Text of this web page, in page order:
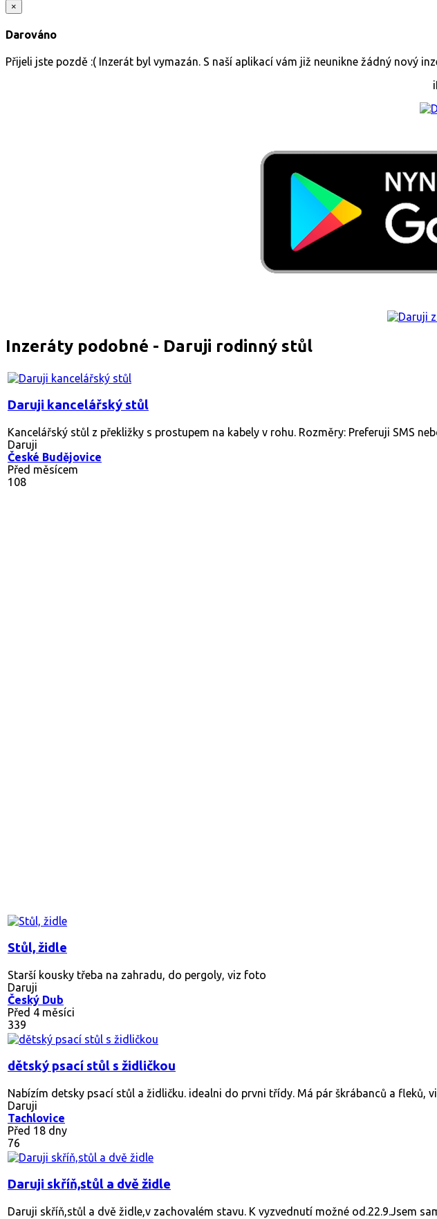
×
Darováno
Přijeli jste pozdě :( Inzerát byl vymazán. S naší aplikací vám již neunikne žádný nový
Inzeráty podobné - Daruji rodinný stůl
Daruji kancelářský stůl
Kancelářský stůl z překližky s prostupem na kabely v rohu. Rozměry: Preferuji SMS
Daruji
České Budějovice
Před měsícem
108
Stůl, židle
Starší kousky třeba na zahradu, do pergoly, viz foto
Daruji
Český Dub
Před 4 měsíci
339
dětský psací stůl s židličkou
Nabízím detsky psací stůl a židličku. idealni do prvni třídy. Má pár škrábanců a fleků,
Daruji
Tachlovice
Před 18 dny
76
Daruji skříň,stůl a dvě židle
Daruji skříň,stůl a dvě židle,v zachovalém stavu. K vyzvednutí možné od.22.9.Jsem